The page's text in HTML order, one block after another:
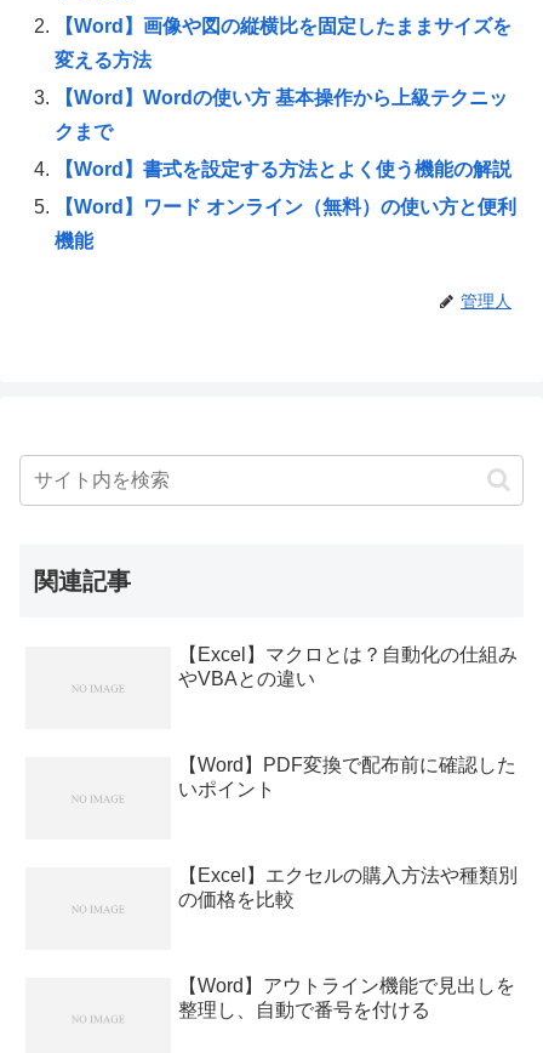
【Word】画像や図の縦横比を固定したままサイズを
変える方法
【Word】Wordの使い方 基本操作から上級テクニッ
クまで
【Word】書式を設定する方法とよく使う機能の解説
【Word】ワード オンライン（無料）の使い方と便利
機能
管理人
関連記事
【Excel】マクロとは？自動化の仕組み
やVBAとの違い
【Word】PDF変換で配布前に確認した
いポイント
【Excel】エクセルの購入方法や種類別
の価格を比較
【Word】アウトライン機能で見出しを
整理し、自動で番号を付ける